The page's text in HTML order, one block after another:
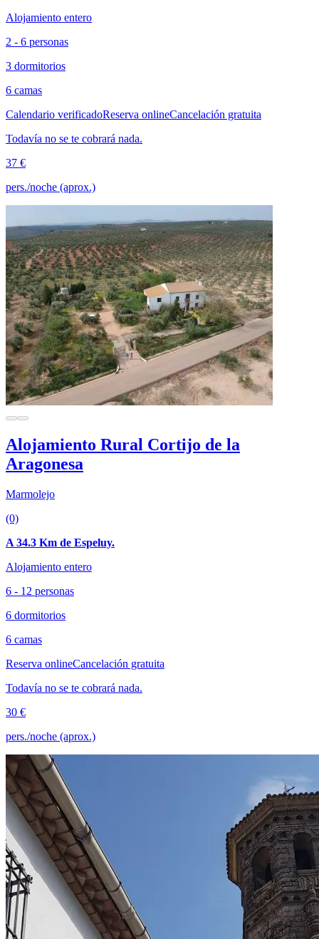
Alojamiento entero
2 - 6 personas
3 dormitorios
6 camas
Calendario verificadoReserva onlineCancelación gratuita
Todavía no se te cobrará nada.
37 €
pers./noche (aprox.)
Alojamiento Rural Cortijo de la
Aragonesa
Marmolejo
(0)
A 34.3 Km de Espeluy.
Alojamiento entero
6 - 12 personas
6 dormitorios
6 camas
Reserva onlineCancelación gratuita
Todavía no se te cobrará nada.
30 €
pers./noche (aprox.)